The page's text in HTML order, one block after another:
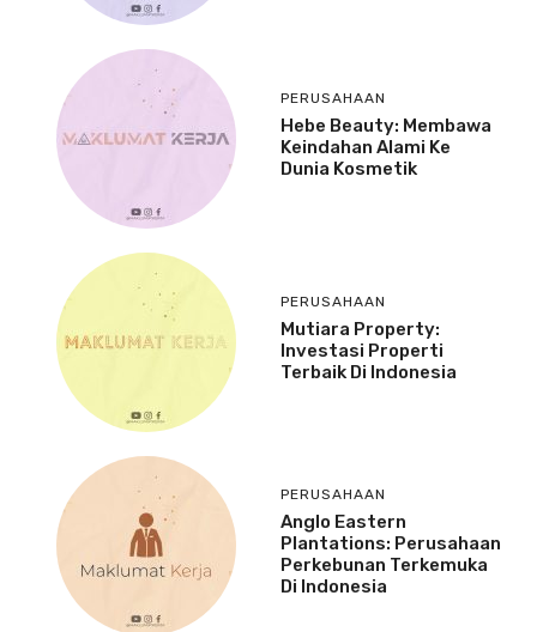
PERUSAHAAN
Hebe Beauty: Membawa
Keindahan Alami Ke
Dunia Kosmetik
PERUSAHAAN
Mutiara Property:
Investasi Properti
Terbaik Di Indonesia
PERUSAHAAN
Anglo Eastern
Plantations: Perusahaan
Perkebunan Terkemuka
Di Indonesia